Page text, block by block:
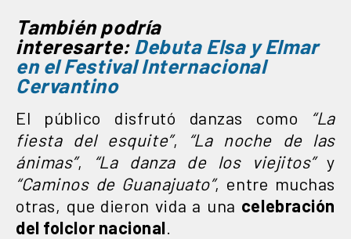
También podría
interesarte: Debuta Elsa y Elmar
en el Festival Internacional
Cervantino
El público disfrutó danzas como
“La
fiesta del esquite”,
“La noche de las
ánimas”, “La danza de los viejitos”y
“Caminos de Guanajuato”, entre muchas
otras, que dieron vida a una celebración
del folclor nacional